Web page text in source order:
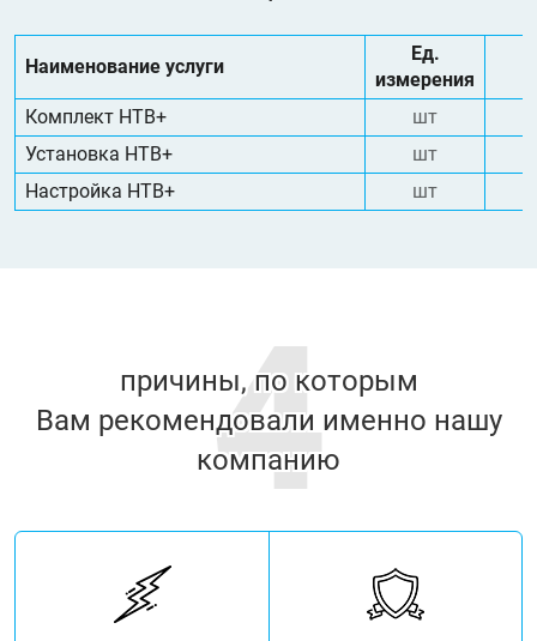
Наименование услуги
Ед.
измерения
Комплект НТВ+
шт
Установка НТВ+
шт
Настройка НТВ+
шт
4
причины, по которым
Вам рекомендовали именно нашу
компанию